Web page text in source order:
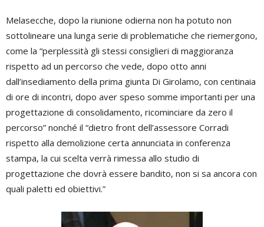
Melasecche, dopo la riunione odierna non ha potuto non
sottolineare una lunga serie di problematiche che riemergono,
come la “perplessità gli stessi consiglieri di maggioranza
rispetto ad un percorso che vede, dopo otto anni
dall’insediamento della prima giunta Di Girolamo, con centinaia
di ore di incontri, dopo aver speso somme importanti per una
progettazione di consolidamento, ricominciare da zero il
percorso” nonché il “dietro front dell’assessore Corradi
rispetto alla demolizione certa annunciata in conferenza
stampa, la cui scelta verrà rimessa allo studio di
progettazione che dovrà essere bandito, non si sa ancora con
quali paletti ed obiettivi.”